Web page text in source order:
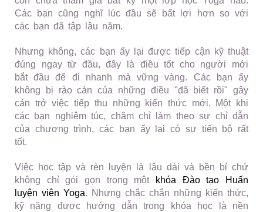
Các bạn cũng nghĩ lúc đầu sẽ bất lợi hơn so với
các bạn đã tập lâu năm.
Nhưng không, các bạn ấy lại được tiếp cận kỹ thuật
đúng ngay từ đầu, đây là điều tốt cho người mới
bắt đầu để đi nhanh mà vững vàng. Các bạn ấy
không bị rào cản của những điều "đã biết rồi" gây
cản trở việc tiếp thu những kiến thức mới. Một khi
các bạn nghiêm túc, chăm chỉ làm theo sự chỉ dẫn
của chương trình, các bạn ấy lại có sự tiến bộ rất
tốt.
Việc học tập và rèn luyện là lâu dài và bền bỉ chứ
không chỉ gói gọn trong một
khóa Đào tạo Huấn
luyện viên Yoga. Nhưng chắc chắn những kiến thức,
kỹ năng được hướng dẫn trong khóa học là nền